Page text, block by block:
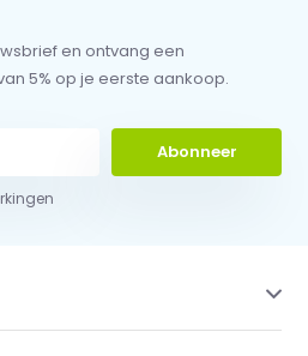
en ontvang een
5% op je eerste aankoop.
Abonneer